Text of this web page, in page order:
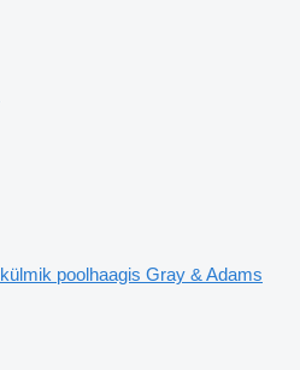
külmik poolhaagis Gray & Adams